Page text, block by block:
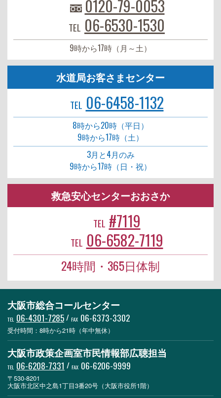
0120-79-0053
TEL 06-6530-1530
9時から17時（月～土）
水道局お客さまセンター
TEL 06-6458-1132
8時から20時（平日）
9時から17時（土）
3月と4月のみ
9時から17時（日・祝）
救急安心センターおおさか
TEL #7119
TEL 06-6582-7119
24時間・365日体制
大阪市総合コールセンター
TEL 06-4301-7285/ FAX 06-6373-3302
受付時間：8時から21時（年中無休）
大阪市政策企画室市民情報部広聴担当
TEL 06-6208-7331 / FAX 06-6206-9999
〒530-8201
大阪市北区中之島1丁目3番20号（大阪市役所1階）